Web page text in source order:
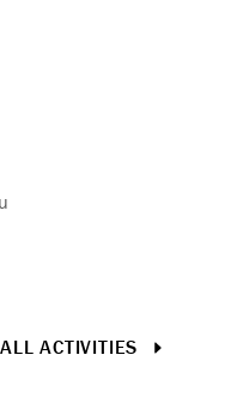
ACTIVITIES